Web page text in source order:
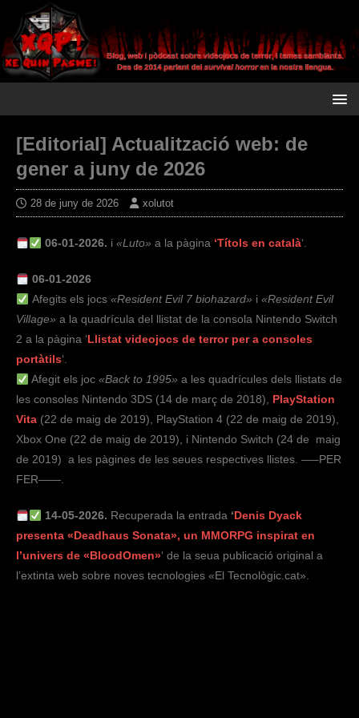
[Editorial] Actualització web: de
gener a juny de 2026
28 de juny de 2026 xolutot
06-01-2026. i «Luto» a la pàgina ‘Títols en català‘.
06-01-2026
Afegits els jocs «Resident Evil 7 biohazard» i «Resident Evil
Village» a la quadrícula del llistat de la consola Nintendo Switch
2 a la pàgina ‘Llistat videojocs de terror per a consoles
portàtils‘.
Afegit els joc «Back to 1995» a les quadrícules dels llistats de
les consoles Nintendo 3DS (14 de març de 2018), PlayStation
Vita (22 de maig de 2019), PlayStation 4 (22 de maig de 2019),
Xbox One (22 de maig de 2019), i Nintendo Switch (24 de maig
de 2019) a les pàgines de les seues respectives llistes. —–PER
FER——.
14-05-2026. Recuperada la entrada ‘Denis Dyack
presenta «Deadhaus Sonata», un MMORPG inspirat en
l’univers de «BloodOmen»‘ de la seua publicació original a
l’extinta web sobre noves tecnologies «El Tecnològic.cat».